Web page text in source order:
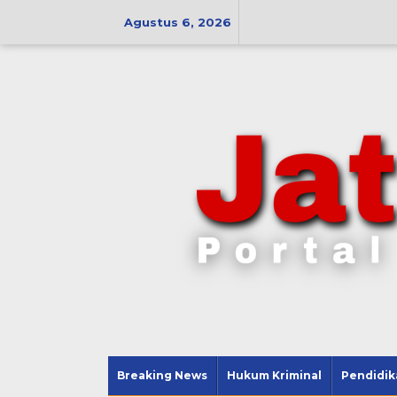
Agustus 6, 2026
Breaking News Hukum Kriminal